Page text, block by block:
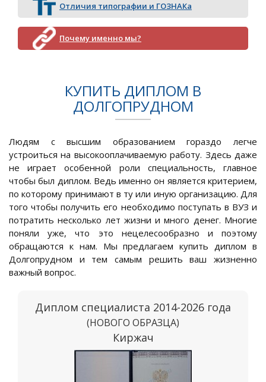
Отличия типографии и ГОЗНАКа
Почему именно мы?
КУПИТЬ ДИПЛОМ В
ДОЛГОПРУДНОМ
Людям с высшим образованием гораздо легче
устроиться на высокооплачиваемую работу. Здесь даже
не играет особенной роли специальность, главное
чтобы был диплом. Ведь именно он является критерием,
по которому принимают в ту или иную организацию. Для
того чтобы получить его необходимо поступать в ВУЗ и
потратить несколько лет жизни и много денег. Многие
поняли уже, что это нецелесообразно и поэтому
обращаются к нам. Мы предлагаем купить диплом в
Долгопрудном и тем самым решить ваш жизненно
важный вопрос.
Диплом специалиста 2014-2026 года
(НОВОГО ОБРАЗЦА)
Киржач